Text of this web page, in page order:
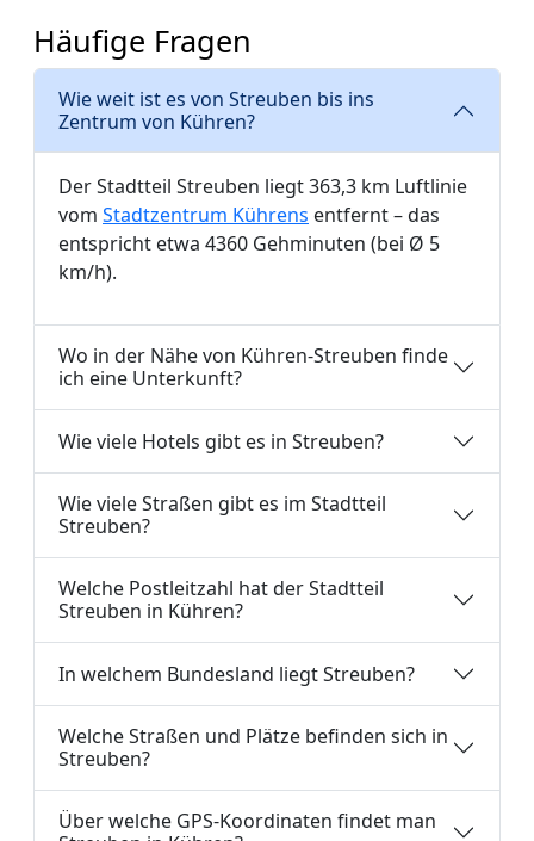
Häufige Fragen
Wie weit ist es von Streuben bis ins
Zentrum von Kühren?
Der Stadtteil Streuben liegt 363,3 km Luftlinie
vom Stadtzentrum Kührens entfernt – das
entspricht etwa 4360 Gehminuten (bei Ø 5
km/h).
Wo in der Nähe von Kühren-Streuben finde
ich eine Unterkunft?
Wie viele Hotels gibt es in Streuben?
Wie viele Straßen gibt es im Stadtteil
Streuben?
Welche Postleitzahl hat der Stadtteil
Streuben in Kühren?
In welchem Bundesland liegt Streuben?
Welche Straßen und Plätze befinden sich in
Streuben?
Über welche GPS-Koordinaten findet man